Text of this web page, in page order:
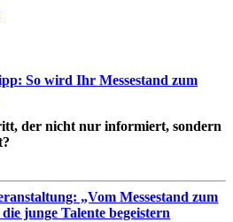
So wird Ihr Messestand zum
der nicht nur informiert, sondern
„Vom Messestand zum
junge Talente begeistern